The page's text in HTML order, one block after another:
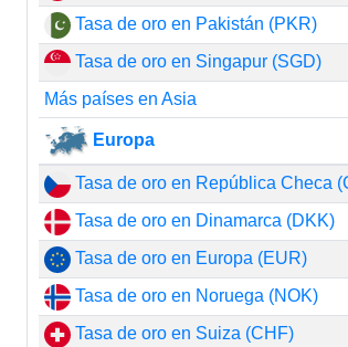
Tasa de oro en Pakistán (PKR)
Tasa de oro en Singapur (SGD)
Más países en Asia
Europa
Tasa de oro en República Checa
Tasa de oro en Dinamarca (DKK)
Tasa de oro en Europa (EUR)
Tasa de oro en Noruega (NOK)
Tasa de oro en Suiza (CHF)